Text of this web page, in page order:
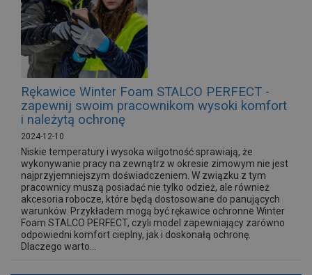
Rękawice Winter Foam STALCO PERFECT -
zapewnij swoim pracownikom wysoki komfort
i należytą ochronę
2024-12-10
Niskie temperatury i wysoka wilgotność sprawiają, że
wykonywanie pracy na zewnątrz w okresie zimowym nie jest
najprzyjemniejszym doświadczeniem. W związku z tym
pracownicy muszą posiadać nie tylko odzież, ale również
akcesoria robocze, które będą dostosowane do panujących
warunków. Przykładem mogą być rękawice ochronne Winter
Foam STALCO PERFECT, czyli model zapewniający zarówno
odpowiedni komfort cieplny, jak i doskonałą ochronę.
Dlaczego warto...